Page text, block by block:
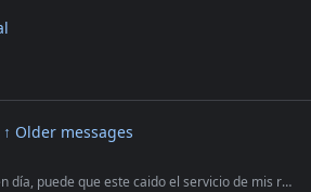
↑ Older messages
caido el servicio de mis retenciones? venia funcionando todo joya hasta hace 2 días que me tira: {"message":"No static resource ap